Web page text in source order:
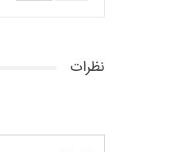
نظرات